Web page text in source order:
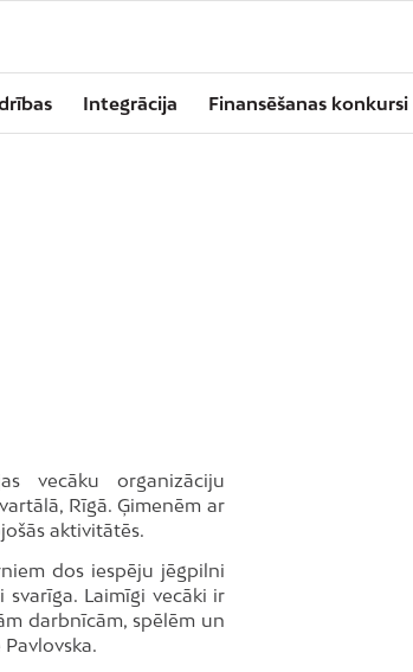
Integrācija Finansēšanas konkursi
vecāku organizāciju
Rīgā. Ģimenēm ar
aktivitātēs.
dos iespēju jēgpilni
Laimīgi vecāki ir
darbnīcām, spēlēm un